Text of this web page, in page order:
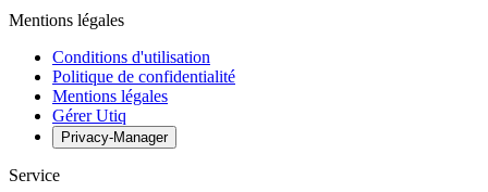
Mentions légales
Conditions d'utilisation
Politique de confidentialité
Mentions légales
Gérer Utiq
Privacy-Manager
Service